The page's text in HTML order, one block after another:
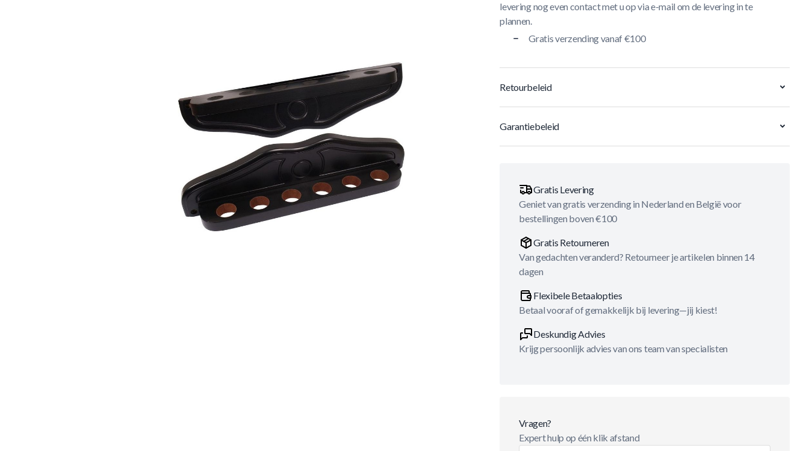
levering nog even contact met u op via e-mail om de levering in te
plannen.
Gratis verzending vanaf €100
Retourbeleid
Garantiebeleid
Gratis Levering
Geniet van gratis verzending in Nederland en België voor
bestellingen boven €100
Gratis Retourneren
Van gedachten veranderd? Retourneer je artikelen binnen 14
dagen
Flexibele Betaalopties
Betaal vooraf of gemakkelijk bij levering—jij kiest!
Deskundig Advies
Krijg persoonlijk advies van ons team van specialisten
Vragen?
Expert hulp op één klik afstand